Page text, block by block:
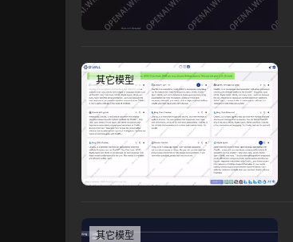
其它模型
其它模型